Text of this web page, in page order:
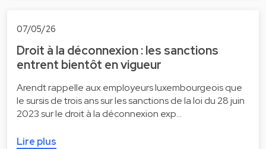
07/05/26
Droit à la déconnexion : les sanctions
entrent bientôt en vigueur
Arendt rappelle aux employeurs luxembourgeois que
le sursis de trois ans sur les sanctions de la loi du 28 juin
2023 sur le droit à la déconnexion exp…
Lire plus